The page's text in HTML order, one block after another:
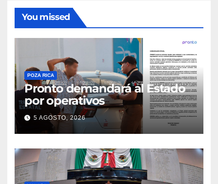
You missed
POZA RICA
Pronto demandará al Estado
por operativos
5 AGOSTO, 2026